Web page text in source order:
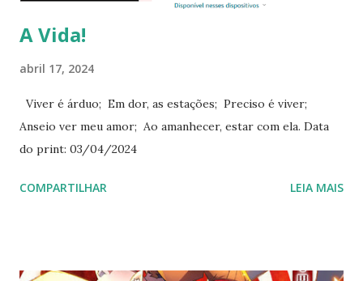
A Vida!
abril 17, 2024
Viver é árduo; Em dor, as estações; Preciso é viver;
Anseio ver meu amor; Ao amanhecer, estar com ela. Data
do print: 03/04/2024
COMPARTILHAR LEIA MAIS